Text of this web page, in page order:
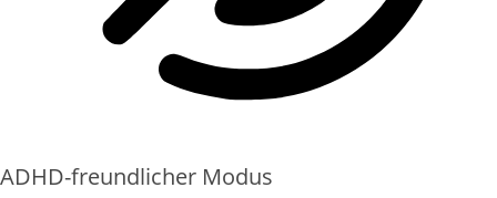
ADHD-freundlicher Modus